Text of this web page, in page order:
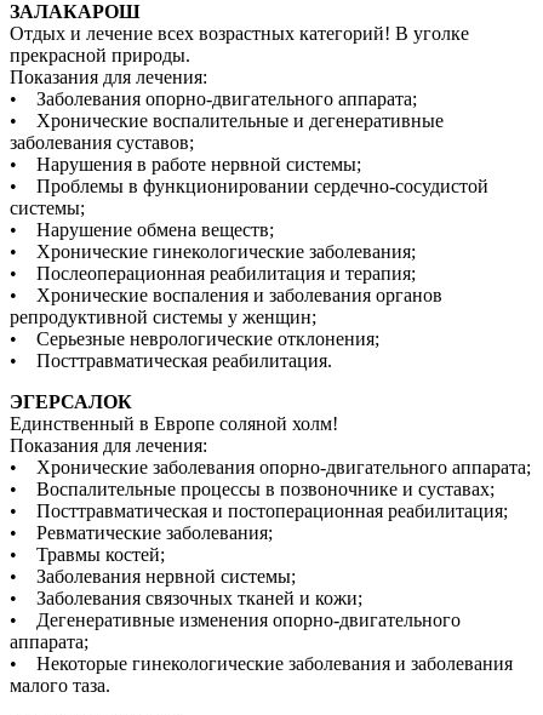
ЗАЛАКАРОШ
Отдых и лечение всех возрастных категорий! В уголке
прекрасной природы.
Показания для лечения:
• Заболевания опорно-двигательного аппарата;
• Хронические воспалительные и дегенеративные
заболевания суставов;
• Нарушения в работе нервной системы;
• Проблемы в функционировании сердечно-сосудистой
системы;
• Нарушение обмена веществ;
• Хронические гинекологические заболевания;
• Послеоперационная реабилитация и терапия;
• Хронические воспаления и заболевания органов
репродуктивной системы у женщин;
• Серьезные неврологические отклонения;
• Посттравматическая реабилитация.
ЭГЕРСАЛОК
Единственный в Европе соляной холм!
Показания для лечения:
• Хронические заболевания опорно-двигательного аппарата;
• Воспалительные процессы в позвоночнике и суставах;
• Посттравматическая и постоперационная реабилитация;
• Ревматические заболевания;
• Травмы костей;
• Заболевания нервной системы;
• Заболевания связочных тканей и кожи;
• Дегенеративные изменения опорно-двигательного
аппарата;
• Некоторые гинекологические заболевания и заболевания
малого таза.